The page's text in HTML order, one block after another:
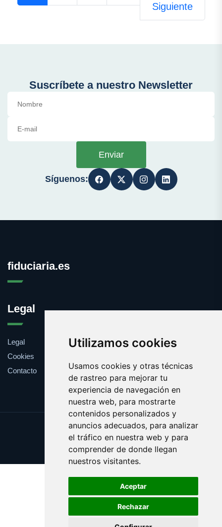
Utilizamos cookies
Usamos cookies y otras técnicas
de rastreo para mejorar tu
experiencia de navegación en
nuestra web, para mostrarte
contenidos personalizados y
anuncios adecuados, para analizar
el tráfico en nuestra web y para
comprender de donde llegan
nuestros visitantes.
Aceptar
Rechazar
Siguiente
Suscríbete a nuestro Newsletter
Enviar
Síguenos:
fiduciaria.es
Legal
Legal
Cookies
Contacto
Update cookies preferences
Copyright © 2026 fiduciaria.es